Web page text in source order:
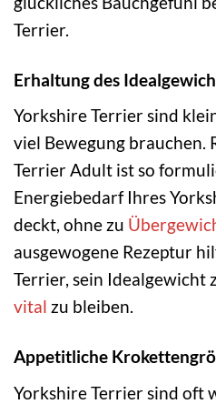
Terrier.
Erhaltung des
Yorkshire Terrier sind
viel Bewegung brauchen.
Terrier Adult ist so
Energiebedarf Ihres
deckt, ohne zu
ausgewogene Rezeptur
Terrier, sein Idealgewicht
vital zu bleiben.
Appetitliche
Yorkshire Terrier sind oft